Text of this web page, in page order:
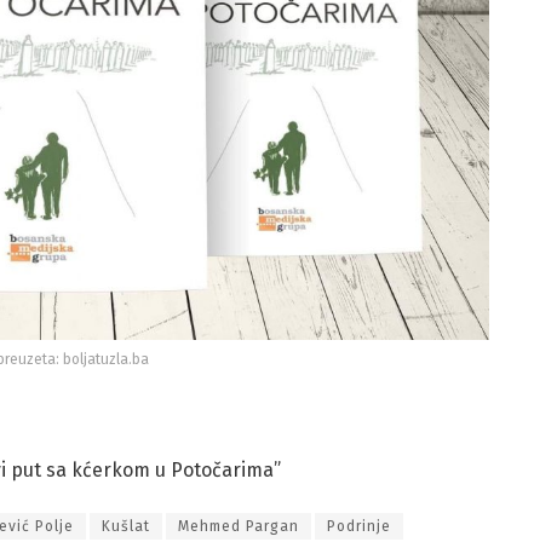
boljatuzla.ba
put sa kćerkom u Potočarima”
Polje Kušlat Mehmed Pargan Podrinje